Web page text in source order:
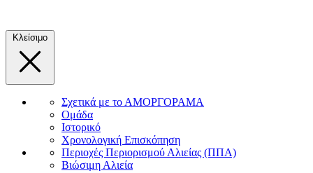
Κλείσιμο
Σχετικά με το ΑΜΟΡΓΟΡΑΜΑ
Ομάδα
Ιστορικό
Χρονολογική Επισκόπηση
Περιοχές Περιορισμού Αλιείας (ΠΠΑ)
Βιώσιμη Αλιεία